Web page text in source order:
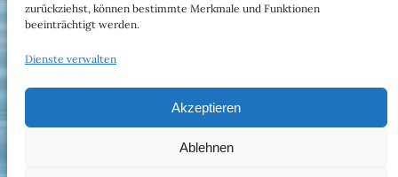
zurückziehst, können bestimmte Merkmale und Funktionen
beeinträchtigt werden.
Dienste verwalten
Akzeptieren
Ablehnen